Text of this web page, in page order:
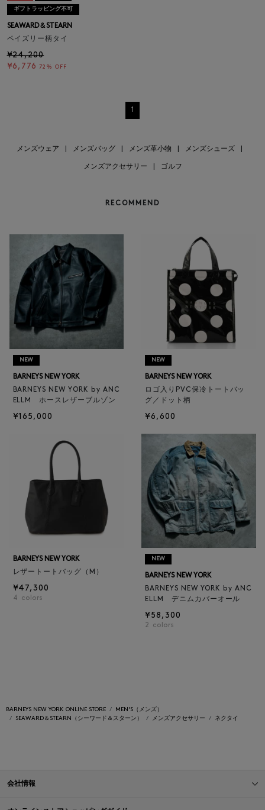
ギフトラッピング不可
SEAWARD＆STEARN
ペイズリー柄タイ
¥24,200
¥6,776 72% OFF
1
メンズウェア メンズバッグ メンズ革小物 メンズシューズ
メンズアクセサリー ゴルフ
RECOMMEND
NEW
BARNEYS NEW YORK
BARNEYS NEW YORK by ANC
ELLM ホースレザーブルゾン
¥165,000
NEW
BARNEYS NEW YORK
ロゴ入りPVC保冷トートバッ
グ／ドット柄
¥6,600
BARNEYS NEW YORK
レザートートバッグ（M）
¥47,300
4 colors
NEW
BARNEYS NEW YORK
BARNEYS NEW YORK by ANC
ELLM デニムカバーオール
¥58,300
2 colors
BARNEYS NEW YORK ONLINE STORE
MEN'S（メンズ）
SEAWARD＆STEARN（シーワード＆スターン）
メンズアクセサリー ネクタイ
会社情報